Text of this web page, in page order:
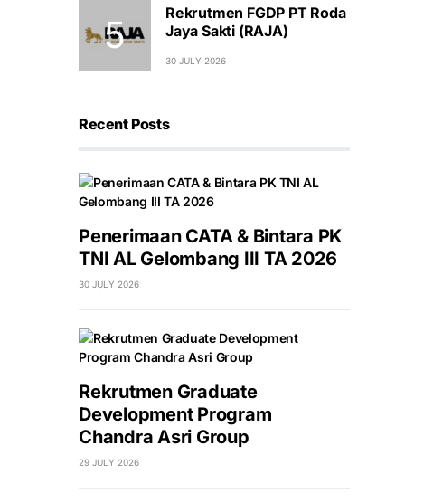
Rekrutmen FGDP PT Roda
Jaya Sakti (RAJA)
30 JULY 2026
Recent Posts
Penerimaan CATA & Bintara PK
TNI AL Gelombang III TA 2026
30 JULY 2026
Rekrutmen Graduate
Development Program
Chandra Asri Group
29 JULY 2026